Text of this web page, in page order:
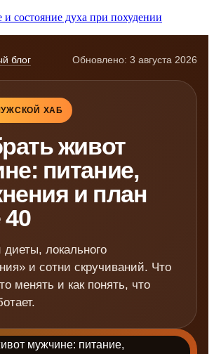
состояние духа при похудении
блог Обновлено: 3 августа 2026
ХАБ
живот
питание,
и план
диеты, локального
и сотни скручиваний. Что
менять и как понять, что